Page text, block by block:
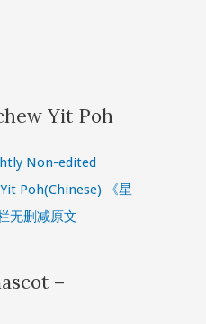
Yit Poh
Non-edited
Poh(Chinese) 《星
无删减原文
–